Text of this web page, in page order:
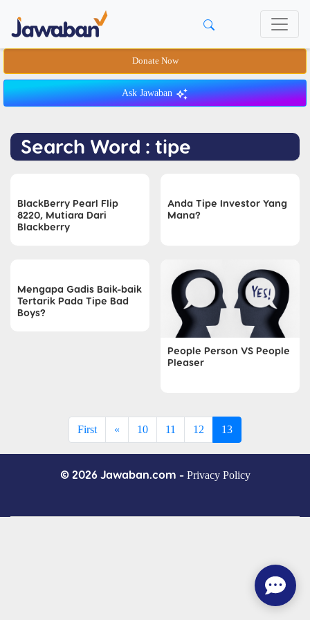
Donate Now
Ask Jawaban
Search Word : tipe
BlackBerry Pearl Flip
8220, Mutiara Dari
Blackberry
Anda Tipe Investor Yang
Mana?
Mengapa Gadis Baik-baik
Tertarik Pada Tipe Bad
Boys?
People Person VS People
Pleaser
First « 10 11 12 13
© 2026 Jawaban.com - Privacy Policy